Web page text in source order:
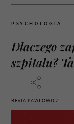
PSYCHOLOGIA
Dlaczego
szpitalu?
BEATA PAWŁOWICZ